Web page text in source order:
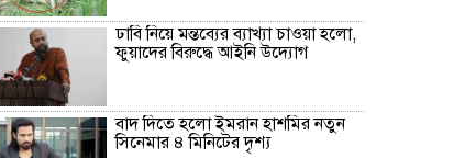
ঢাবি নিয়ে মন্তব্যের ব্যাখ্যা চাওয়া হলো,
ফুয়াদের বিরুদ্ধে আইনি উদ্যোগ
বাদ দিতে হলো ইমরান হাশমির নতুন
সিনেমার ৪ মিনিটের দৃশ্য